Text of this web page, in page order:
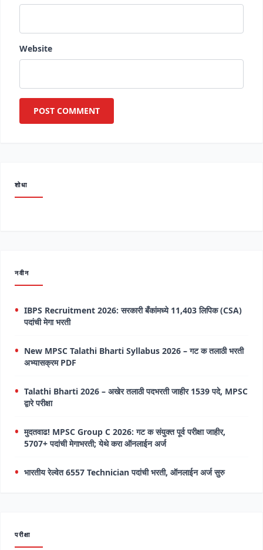
Website
शोधा
नवीन
IBPS Recruitment 2026: सरकारी बँकांमध्ये 11,403 लिपिक (CSA)
पदांची मेगा भरती
New MPSC Talathi Bharti Syllabus 2026 – गट क तलाठी भरती
अभ्यासक्रम PDF
Talathi Bharti 2026 – अखेर तलाठी पदभरती जाहीर 1539 पदे, MPSC
द्वारे परीक्षा
मुदतवाढ! MPSC Group C 2026: गट क संयुक्त पूर्व परीक्षा जाहीर,
5707+ पदांची मेगाभरती; येथे करा ऑनलाईन अर्ज
भारतीय रेल्वेत 6557 Technician पदांची भरती, ऑनलाईन अर्ज सुरु
परीक्षा